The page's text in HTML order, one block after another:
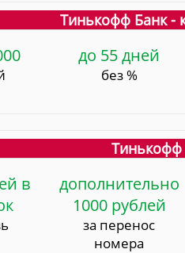
Тинькофф Банк -
до 55 дней
без %
в
дополнительно
1000 рублей
за перенос
номера